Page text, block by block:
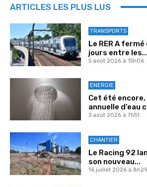
ARTICLES LES PLUS LUS
TRANSPORTS
Le RER A
jours entre les...
5 août 2026 à 15h06
ENERGIE
Cet été encore,
annuelle d’eau
3 août 2026 à 7h51
CHANTIER
Le Racing 92
son nouveau...
16 juillet 2026 à 8h29